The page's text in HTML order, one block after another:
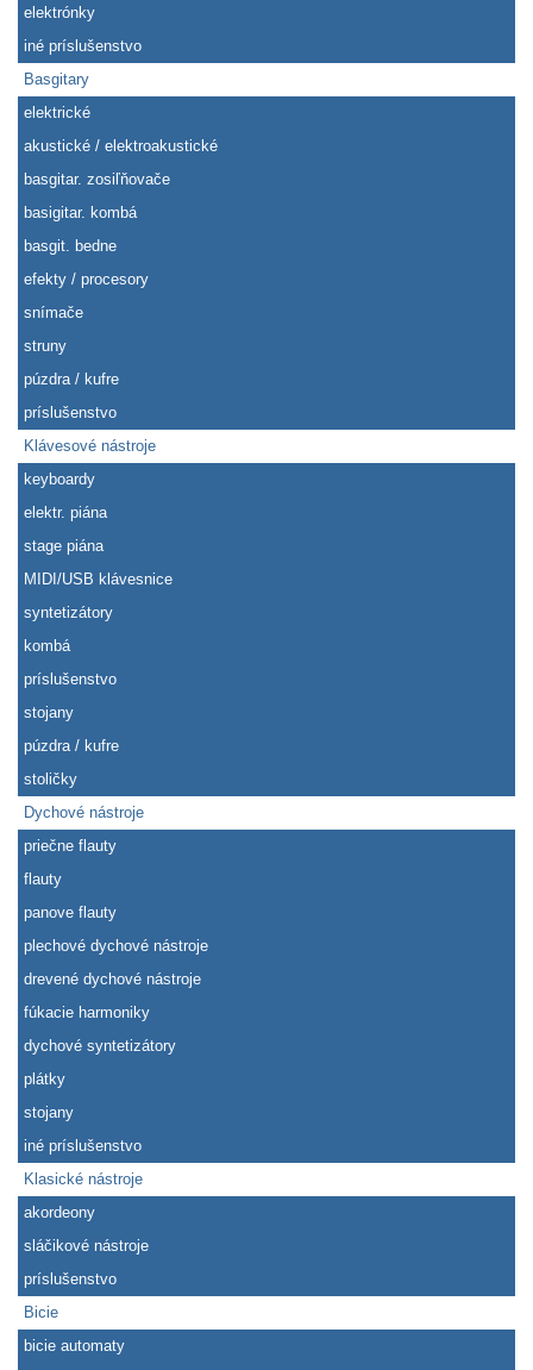
elektrónky
iné príslušenstvo
Basgitary
elektrické
akustické / elektroakustické
basgitar. zosiľňovače
basigitar. kombá
basgit. bedne
efekty / procesory
snímače
struny
púzdra / kufre
príslušenstvo
Klávesové nástroje
keyboardy
elektr. piána
stage piána
MIDI/USB klávesnice
syntetizátory
kombá
príslušenstvo
stojany
púzdra / kufre
stoličky
Dychové nástroje
priečne flauty
flauty
panove flauty
plechové dychové nástroje
drevené dychové nástroje
fúkacie harmoniky
dychové syntetizátory
plátky
stojany
iné príslušenstvo
Klasické nástroje
akordeony
sláčikové nástroje
príslušenstvo
Bicie
bicie automaty